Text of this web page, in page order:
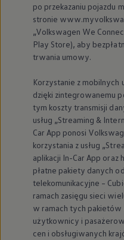
po przekazaniu pojazdu
stronie
„Volkswagen We
Play Store), aby
trwania umowy.
Korzystanie z mobilnych
dzięki zintegrowanemu
tym koszty transmisji
usług „Streaming &
Car App ponosi
korzystania z usług
aplikacji In-Car App
płatne pakiety danych
telekomunikacyjne –
ramach zasięgu sieci
w ramach tych
użytkownicy i
cen i obsługiwanych